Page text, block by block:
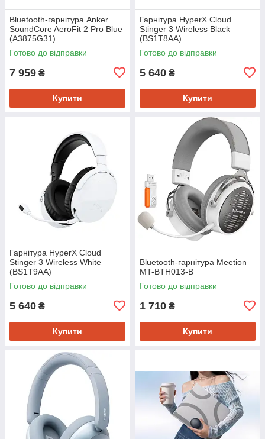
Bluetooth-гарнітура Anker
SoundCore AeroFit 2 Pro Blue
(A3875G31)
Готово до відправки
7 959 ₴
Купити
Гарнітура HyperX Cloud
Stinger 3 Wireless Black
(BS1T8AA)
Готово до відправки
5 640 ₴
Купити
Гарнітура HyperX Cloud
Stinger 3 Wireless White
(BS1T9AA)
Готово до відправки
5 640 ₴
Купити
Bluetooth-гарнітура Meetion
MT-BTH013-B
Готово до відправки
1 710 ₴
Купити